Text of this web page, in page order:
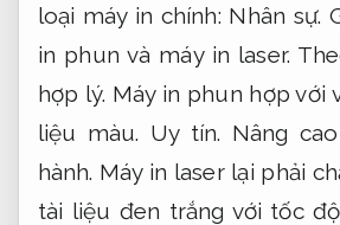
loại máy in chính: Nhân sự.
in phun và máy in laser.
hợp lý. Máy in phun hợp với
liệu màu. Uy tín. Nâng
hành. Máy in laser lại phải
tài liệu đen trắng với tốc